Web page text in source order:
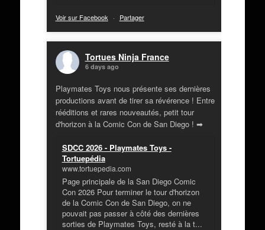
Voir sur Facebook · Partager
Tortues Ninja France
6 days ago
Playmates Toys nous présente ses dernières
productions avant de tirer sa révérence ! Entre
rééditions et rares nouveautés, petit tour
d'horizon à la Comic Con de San Diego ! ➡
SDCC 2026 - Playmates Toys -
Tortuepédia
www.tortuepedia.com
Page principale de la San Diego Comic
Con 2026 Pour terminer le tour d'horizon
de la Comic Con de San Diego, on ne
pouvait pas passer à côté des dernières
sorties de Playmates Toys, resté à la t...